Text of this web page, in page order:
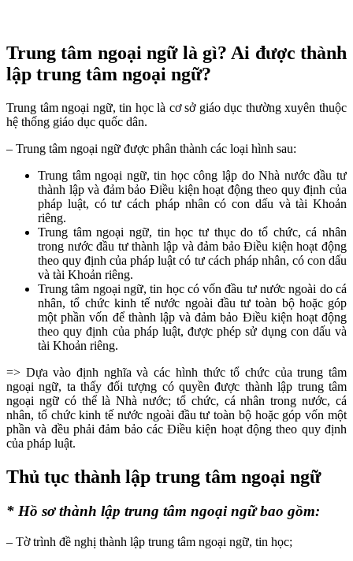
Trung tâm ngoại ngữ là gì? Ai được thành
lập trung tâm ngoại ngữ?
Trung tâm ngoại ngữ, tin học là cơ sở giáo dục thường xuyên thuộc
hệ thống giáo dục quốc dân.
– Trung tâm ngoại ngữ được phân thành các loại hình sau:
Trung tâm ngoại ngữ, tin học công lập do Nhà nước đầu tư
thành lập và đảm bảo Điều kiện hoạt động theo quy định của
pháp luật, có tư cách pháp nhân có con dấu và tài Khoản
riêng.
Trung tâm ngoại ngữ, tin học tư thục do tổ chức, cá nhân
trong nước đầu tư thành lập và đảm bảo Điều kiện hoạt động
theo quy định của pháp luật có tư cách pháp nhân, có con dấu
và tài Khoản riêng.
Trung tâm ngoại ngữ, tin học có vốn đầu tư nước ngoài do cá
nhân, tổ chức kinh tế nước ngoài đầu tư toàn bộ hoặc góp
một phần vốn để thành lập và đảm bảo Điều kiện hoạt động
theo quy định của pháp luật, được phép sử dụng con dấu và
tài Khoản riêng.
=> Dựa vào định nghĩa và các hình thức tổ chức của trung tâm
ngoại ngữ, ta thấy đối tượng có quyền được thành lập trung tâm
ngoại ngữ có thể là Nhà nước; tổ chức, cá nhân trong nước, cá
nhân, tổ chức kinh tế nước ngoài đầu tư toàn bộ hoặc góp vốn một
phần và đều phải đảm bảo các Điều kiện hoạt động theo quy định
của pháp luật.
Thủ tục thành lập trung tâm ngoại ngữ
* Hồ sơ thành lập trung tâm ngoại ngữ bao gồm:
– Tờ trình đề nghị thành lập trung tâm ngoại ngữ, tin học;